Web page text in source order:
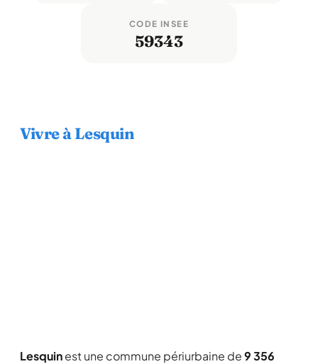
CODE INSEE
59343
Vivre à Lesquin
Lesquinest une commune périurbaine de9 356